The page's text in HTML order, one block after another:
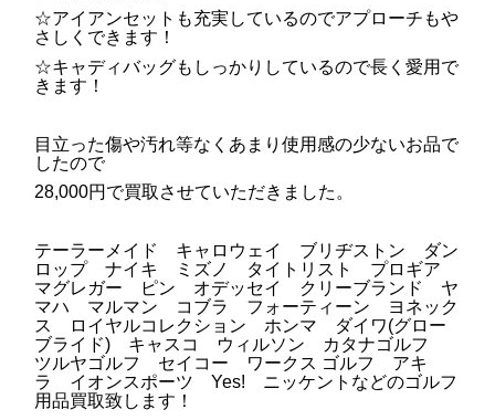
☆アイアンセットも充実しているのでアプローチもや
さしくできます！
☆キャディバッグもしっかりしているので長く愛用で
きます！
目立った傷や汚れ等なくあまり使用感の少ないお品で
したので
28,000円で買取させていただきました。
テーラーメイド キャロウェイ ブリヂストン ダン
ロップ ナイキ ミズノ タイトリスト プロギア
マグレガー ピン オデッセイ クリーブランド ヤ
マハ マルマン コブラ フォーティーン ヨネック
ス ロイヤルコレクション ホンマ ダイワ(グロー
ブライド) キャスコ ウィルソン カタナゴルフ
ツルヤゴルフ セイコー ワークス ゴルフ アキ
ラ イオンスポーツ Yes! ニッケントなどのゴルフ
用品買取致します！